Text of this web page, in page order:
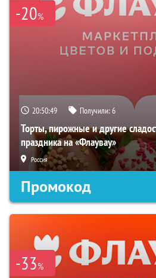
-20%
20:50:48 Получили:6
Торты, пирожные и другие
праздника на «Флаувау»
Россия
Промокод
-33%